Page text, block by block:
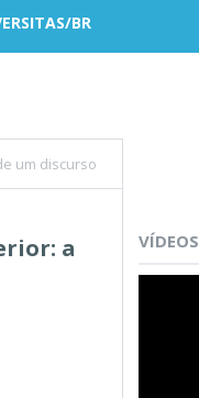
BR
um discurso
a
VÍDEOS